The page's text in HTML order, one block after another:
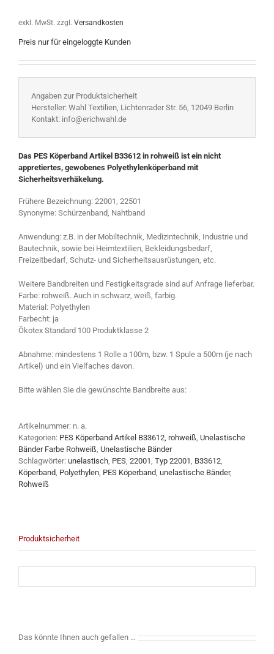
exkl. MwSt. zzgl. Versandkosten
Preis nur für eingeloggte Kunden
Angaben zur Produktsicherheit
Hersteller: Wahl Textilien, Lichtenrader Str. 56, 12049 Berlin
Kontakt: info@erichwahl.de
Das PES Köperband Artikel B33612 in rohweiß ist ein nicht
appretiertes, gewobenes Polyethylenköperband mit
Sicherheitsverhäkelung.
Frühere Bezeichnung: 22001, 22501
Synonyme: Schürzenband, Nahtband
Anwendung: z.B. in der Mobiltechnik, Medizintechnik, Industrie und
Bautechnik, sowie bei Heimtextilien, Bekleidungsbedarf,
Freizeitbedarf, Schutz- und Sicherheitsausrüstungen, etc.
Weitere Bandbreiten und Festigkeitsgrade sind auf Anfrage lieferbar.
Farbe: rohweiß. Auch in schwarz, weiß, farbig.
Material: Polyethylen
Farbecht: ja
Ökotex Standard 100 Produktklasse 2
Abnahme: mindestens 1 Rolle a 100m, bzw. 1 Spule a 500m (je nach
Artikel) und ein Vielfaches davon.
Bitte wählen Sie die gewünschte Bandbreite aus:
Artikelnummer: n. a.
Kategorien: PES Köperband Artikel B33612, rohweiß Unelastische
Bänder Farbe Rohweiß Unelastische Bänder
Schlagwörter: unelastisch PES 22001 Typ 22001 B33612
Köperband Polyethylen PES Köperband unelastische Bänder,
Rohweiß
Produktsicherheit
Das könnte Ihnen auch gefallen …